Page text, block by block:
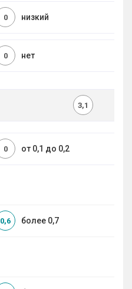
низкий
0
нет
0
3,1
от 0,1 до 0,2
0
более 0,7
0,6